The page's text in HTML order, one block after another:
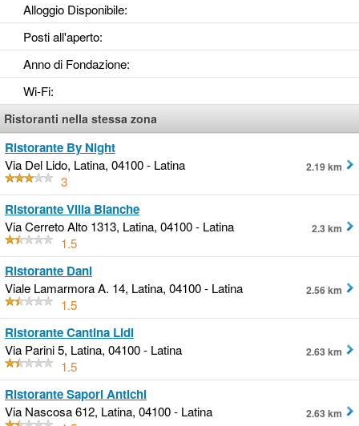
Alloggio Disponibile:
Posti all'aperto:
Anno di Fondazione:
Wi-Fi:
Ristoranti nella stessa zona
Ristorante By Night
Via Del Lido, Latina, 04100 - Latina
3
2.19 km
Ristorante Villa Blanche
Via Cerreto Alto 1313, Latina, 04100 - Latina
1.5
2.3 km
Ristorante Dani
Viale Lamarmora A. 14, Latina, 04100 - Latina
1.5
2.56 km
Ristorante Cantina Lidi
Via Parini 5, Latina, 04100 - Latina
1.5
2.63 km
Ristorante Sapori Antichi
Via Nascosa 612, Latina, 04100 - Latina
2.63 km